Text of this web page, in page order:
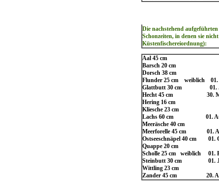
Die nachstehend
Schonzeiten, in denen sie
Küstenfischereiordnung):
Aal 45 cm
Barsch 20 cm
Dorsch 38 cm
Flunder 25 cm weiblich 01.
Glattbutt 30 cm 01.
Hecht 45 cm 30.
Hering 16 cm
Kliesche 23 cm
Lachs 60 cm 01.
Meeräsche 40 cm
Meerforelle 45 cm 01.
Ostseeschnäpel 40 cm 01.
Quappe 20 cm
Scholle 25 cm weiblich 01.
Steinbutt 30 cm 01.
Wittling 23 cm
Zander 45 cm 20.